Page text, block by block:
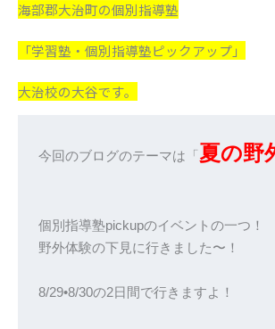
海部郡大治町の個別指導塾
「学習塾・個別指導塾ピックアップ」
大治校の大谷です。
今回のブログのテーマは「 夏の野
個別指導塾pickupのイベントの一つ！
野外体験の下見に行きました〜！
8/29•8/30の2日間で行きますよ！